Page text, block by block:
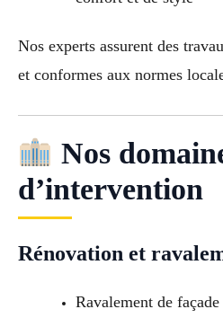
Nos experts assurent des
et conformes aux normes
Nos
d’intervention
Rénovation et
Ravalement de